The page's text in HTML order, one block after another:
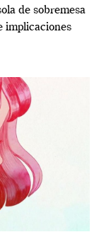
de sobremesa
implicaciones